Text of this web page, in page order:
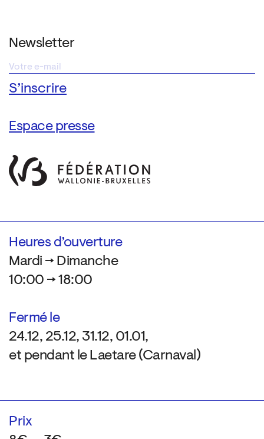
Newsletter
Espace presse
Heures d’ouverture
Mardi → Dimanche
10:00 → 18:00
Fermé le
24.12, 25.12, 31.12, 01.01,
et pendant le Laetare (Carnaval)
Prix